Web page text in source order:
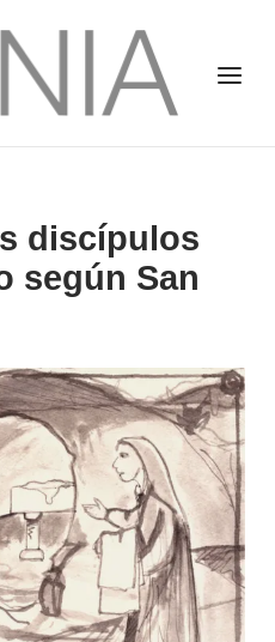
Menú
discípulos
según San